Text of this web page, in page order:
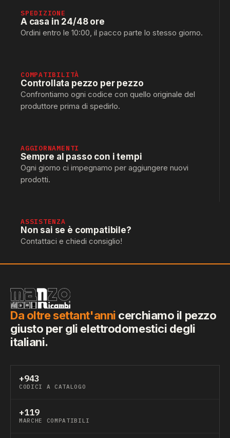
SPEDIZIONE
A casa in 24/48 ore
Ordini entro le 10:00, il pacco parte lo stesso giorno.
COMPATIBILITÀ
Controllata pezzo per pezzo
Confrontiamo ogni codice con quello originale del
produttore prima di spedirlo.
AGGIORNAMENTI
Sempre al passo con i tempi
Ogni giorno ci impegnamo per aggiungere nuovi
prodotti.
ASSISTENZA
Non sai se è compatibile?
Contattaci e chiedi consiglio!
Da oltre settant'anni cerchiamo il pezzo
giusto per gli elettrodomestici degli
italiani.
+943
CODICI A CATALOGO
+119
MARCHE COMPATIBILI